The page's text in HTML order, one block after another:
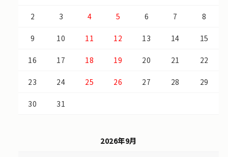
2 3 4 5 6 7 8
9 10 11 12 13 14 15
16 17 18 19 20 21 22
23 24 25 26 27 28 29
30 31
2026年9月